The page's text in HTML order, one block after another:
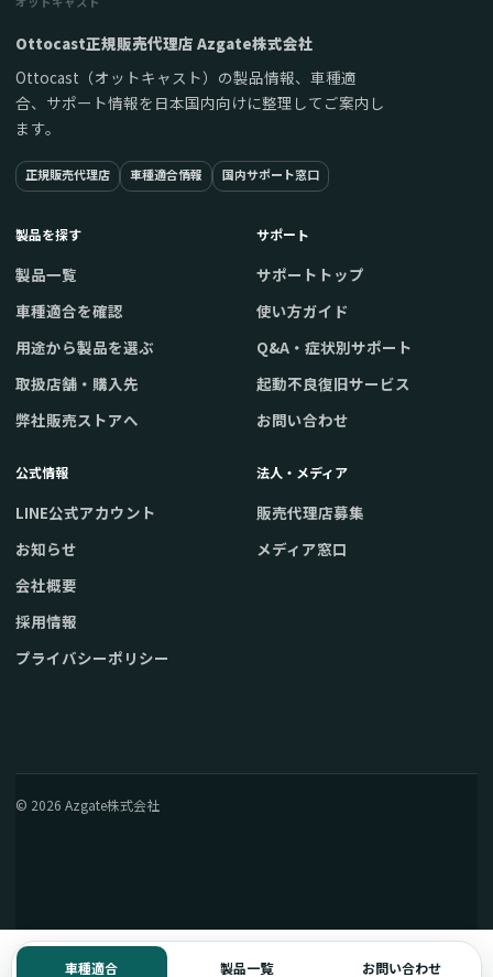
車種適合 製品一覧 お問い合わせ
Ottocast正規販売代理店 Azgate株式会社
Ottocast（オットキャスト）の製品情報、車種適
合、サポート情報を日本国内向けに整理してご案内し
ます。
正規販売代理店 車種適合情報 国内サポート窓口
製品を探す
製品一覧
車種適合を確認
用途から製品を選ぶ
取扱店舗・購入先
弊社販売ストアへ
サポート
サポートトップ
使い方ガイド
Q&A・症状別サポート
起動不良復旧サービス
お問い合わせ
公式情報
LINE公式アカウント
お知らせ
会社概要
採用情報
プライバシーポリシー
法人・メディア
販売代理店募集
メディア窓口
© 2026 Azgate株式会社